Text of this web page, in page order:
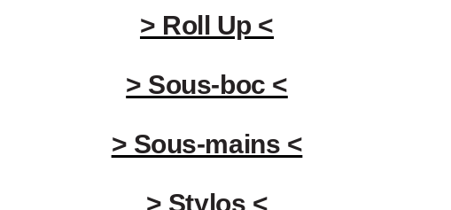
> Roll Up <
> Sous-boc <
> Sous-mains <
> Stylos <